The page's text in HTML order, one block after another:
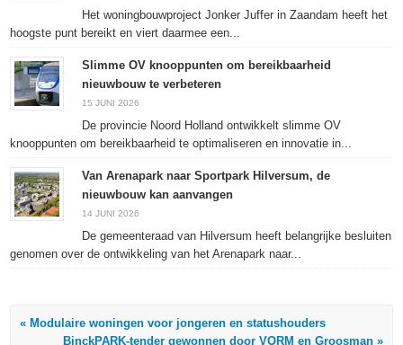
Het woningbouwproject Jonker Juffer in Zaandam heeft het
hoogste punt bereikt en viert daarmee een...
Slimme OV knooppunten om bereikbaarheid
nieuwbouw te verbeteren
15 JUNI 2026
De provincie Noord Holland ontwikkelt slimme OV
knooppunten om bereikbaarheid te optimaliseren en innovatie in...
Van Arenapark naar Sportpark Hilversum, de
nieuwbouw kan aanvangen
14 JUNI 2026
De gemeenteraad van Hilversum heeft belangrijke besluiten
genomen over de ontwikkeling van het Arenapark naar...
« Modulaire woningen voor jongeren en statushouders
BinckPARK-tender gewonnen door VORM en Groosman »